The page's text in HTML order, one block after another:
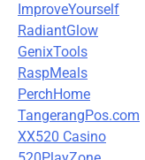
ImproveYourself
RadiantGlow
GenixTools
RaspMeals
PerchHome
TangerangPos.com
XX520 Casino